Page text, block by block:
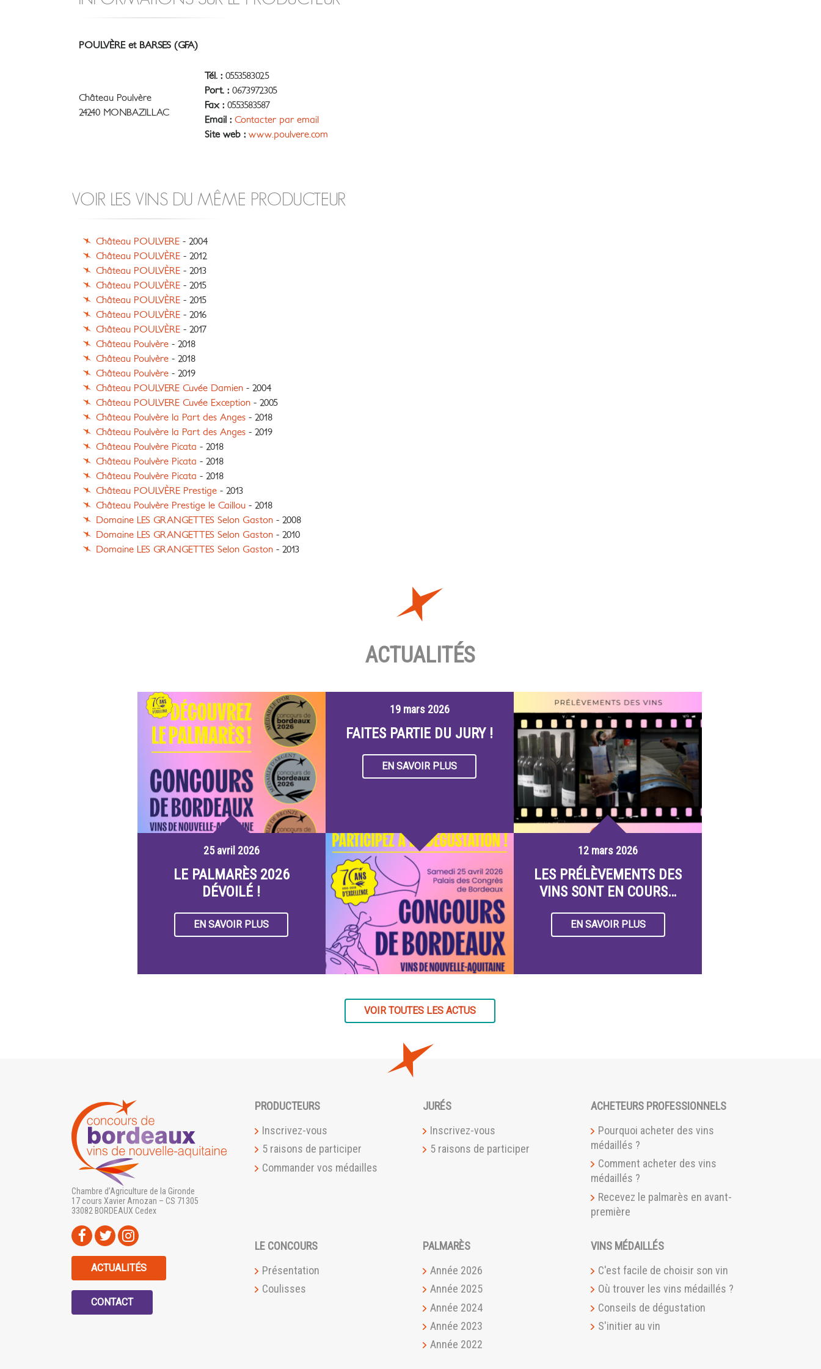
POULVÈRE et BARSES (GFA)
Château Poulvère
24240 MONBAZILLAC
Tél. : 0553583025
Port. : 0673972305
Fax : 0553583587
Email : Contacter par email
Site web : www.poulvere.com
VOIR LES VINS DU MÊME PRODUCTEUR
Château POULVERE - 2004
Château POULVÈRE - 2012
Château POULVÈRE - 2013
Château POULVÈRE - 2015
Château POULVÈRE - 2015
Château POULVÈRE - 2016
Château POULVÈRE - 2017
Château Poulvère - 2018
Château Poulvère - 2018
Château Poulvère - 2019
Château POULVERE Cuvée Damien - 2004
Château POULVERE Cuvée Exception - 2005
Château Poulvère la Part des Anges - 2018
Château Poulvère la Part des Anges - 2019
Château Poulvère Picata - 2018
Château Poulvère Picata - 2018
Château Poulvère Picata - 2018
Château POULVÈRE Prestige - 2013
Château Poulvère Prestige le Caillou - 2018
Domaine LES GRANGETTES Selon Gaston - 2008
Domaine LES GRANGETTES Selon Gaston - 2010
Domaine LES GRANGETTES Selon Gaston - 2013
ACTUALITÉS
25 avril 2026
LE PALMARÈS 2026
DÉVOILÉ !
EN SAVOIR PLUS
19 mars 2026
FAITES PARTIE DU JURY !
EN SAVOIR PLUS
12 mars 2026
LES PRÉLÈVEMENTS DES
VINS SONT EN COURS…
EN SAVOIR PLUS
VOIR TOUTES LES ACTUS
Chambre d’Agriculture de la Gironde
17 cours Xavier Arnozan – CS 71305
33082 BORDEAUX Cedex
ACTUALITÉS
CONTACT
PRODUCTEURS
Inscrivez-vous
5 raisons de participer
Commander vos médailles
JURÉS
Inscrivez-vous
5 raisons de participer
ACHETEURS PROFESSIONNELS
Pourquoi acheter des vins
médaillés ?
Comment acheter des vins
médaillés ?
Recevez le palmarès en avant-
première
LE CONCOURS
Présentation
Coulisses
PALMARÈS
Année 2026
Année 2025
Année 2024
Année 2023
Année 2022
VINS MÉDAILLÉS
C'est facile de choisir son vin
Où trouver les vins médaillés ?
Conseils de dégustation
S'initier au vin